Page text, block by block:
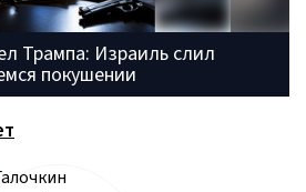
Трампа: Израиль слил
покушении